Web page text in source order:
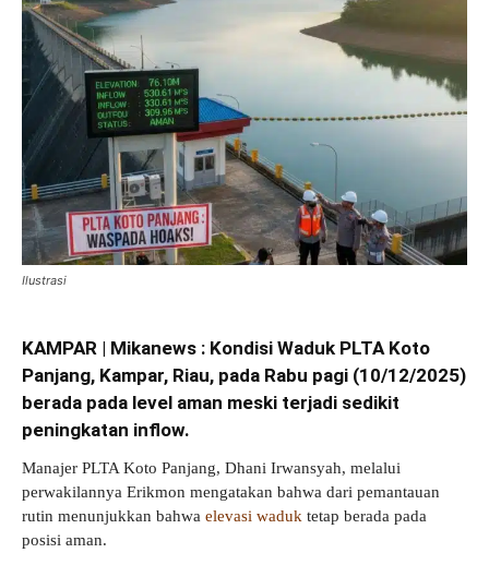
Ilustrasi
KAMPAR | Mikanews : Kondisi Waduk PLTA Koto
Panjang, Kampar, Riau, pada Rabu pagi (10/12/2025)
berada pada level aman meski terjadi sedikit
peningkatan inflow.
Manajer PLTA Koto Panjang, Dhani Irwansyah, melalui
perwakilannya Erikmon mengatakan bahwa dari pemantauan
rutin menunjukkan bahwa elevasi waduk tetap berada pada
posisi aman.